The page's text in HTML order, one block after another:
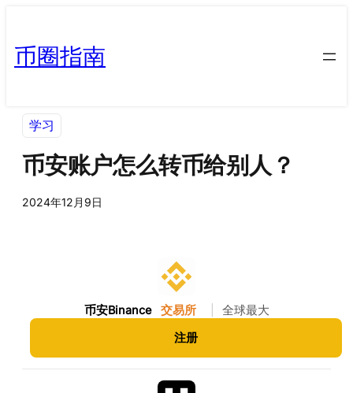
币圈指南
学习
币安账户怎么转币给别人？
2024年12月9日
币安Binance 交易所 全球最大
注册